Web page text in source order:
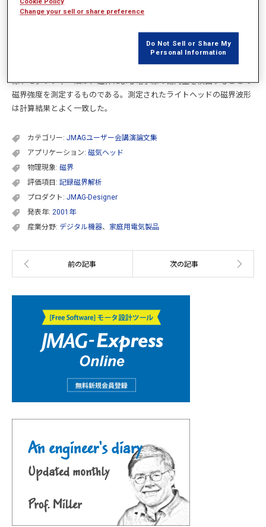
JMAG-Worksを用いたHDD用ライトヘッドの過渡解析計算を行った。
計算結果を電子線トモグラフィー法による測定結果と比較した。電子
線トモグラフィー法は、磁界による電子線の偏向量を検出することで
磁界強度を測定するものである。測定されたライトヘッドの磁界波形
は計算結果とよく一致した。
カテゴリー: JMAGユーザー会講演論文集
アプリケーション: 磁気ヘッド
物理現象: 磁界
評価項目: 記録磁界解析
プロダクト: JMAG-Designer
発表年: 2001年
産業分野: デジタル機器、 家庭用電気製品
Change your sell or share preference
Do Not Sell or Share My
Personal Information